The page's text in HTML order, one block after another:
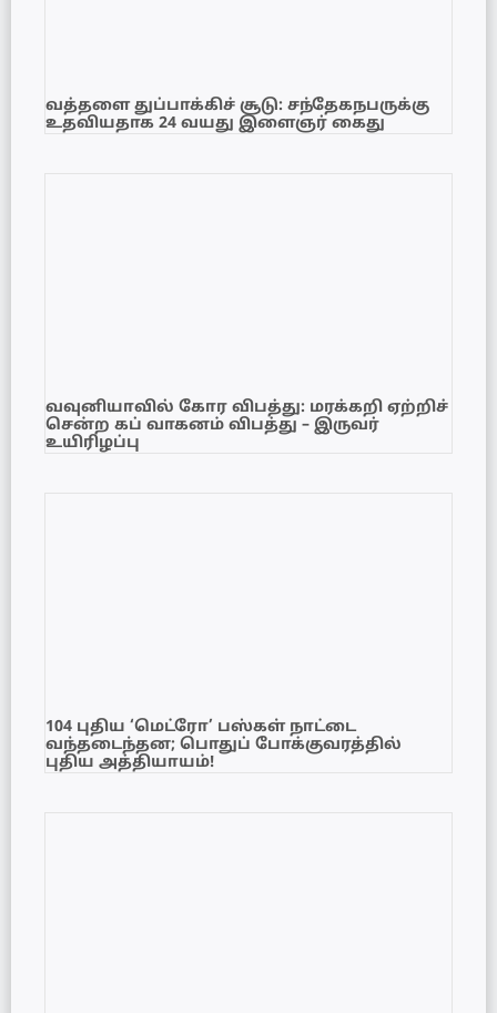
வத்தளை துப்பாக்கிச் சூடு: சந்தேகநபருக்கு
உதவியதாக 24 வயது இளைஞர் கைது
வவுனியாவில் கோர விபத்து: மரக்கறி ஏற்றிச்
சென்ற கப் வாகனம் விபத்து – இருவர்
உயிரிழப்பு
104 புதிய ‘மெட்ரோ’ பஸ்கள் நாட்டை
வந்தடைந்தன; பொதுப் போக்குவரத்தில்
புதிய அத்தியாயம்!